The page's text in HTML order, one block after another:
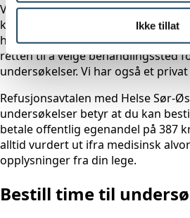
Ikke tillat
Vi har offentlig avtale med Helse
kan brukes hos oss, selv om det
henvisningen. Ordningen "Velg
retten til å velge behandlingssted
undersøkelser. Vi har også et
Refusjonsavtalen med Helse Sør-
undersøkelser betyr at du kan
betale offentlig egenandel på 387
alltid vurdert ut ifra medisinsk
opplysninger fra din lege.
Bestill time til